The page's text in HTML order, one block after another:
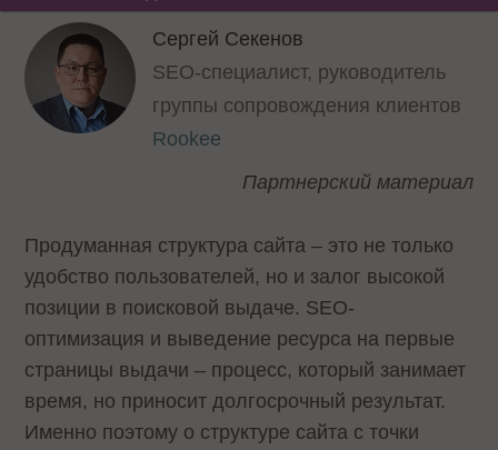
Сергей Секенов
SEO-специалист, руководитель
группы сопровождения клиентов
Rookee
Партнерский материал
Продуманная структура сайта – это не только
удобство пользователей, но и залог высокой
позиции в поисковой выдаче. SEO-
оптимизация и выведение ресурса на первые
страницы выдачи – процесс, который занимает
время, но приносит долгосрочный результат.
Именно поэтому о структуре сайта с точки